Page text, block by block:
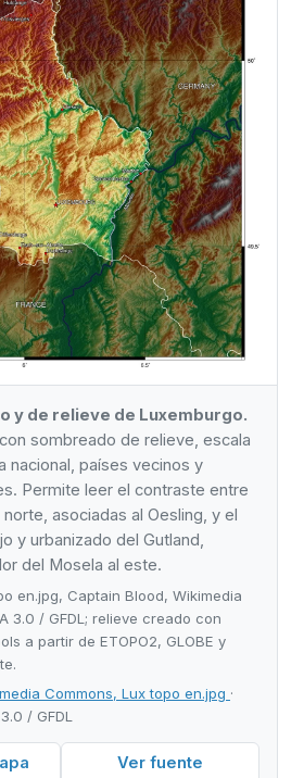
y de relieve de Luxemburgo.
sombreado de relieve, escala
nacional, países vecinos y
Permite leer el contraste entre
asociadas al Oesling, y el
y urbanizado del Gutland,
del Mosela al este.
en.jpg, Captain Blood, Wikimedia
3.0 / GFDL; relieve creado con
a partir de ETOPO2, GLOBE y
Commons, Lux topo en.jpg ·
/ GFDL
Ver fuente